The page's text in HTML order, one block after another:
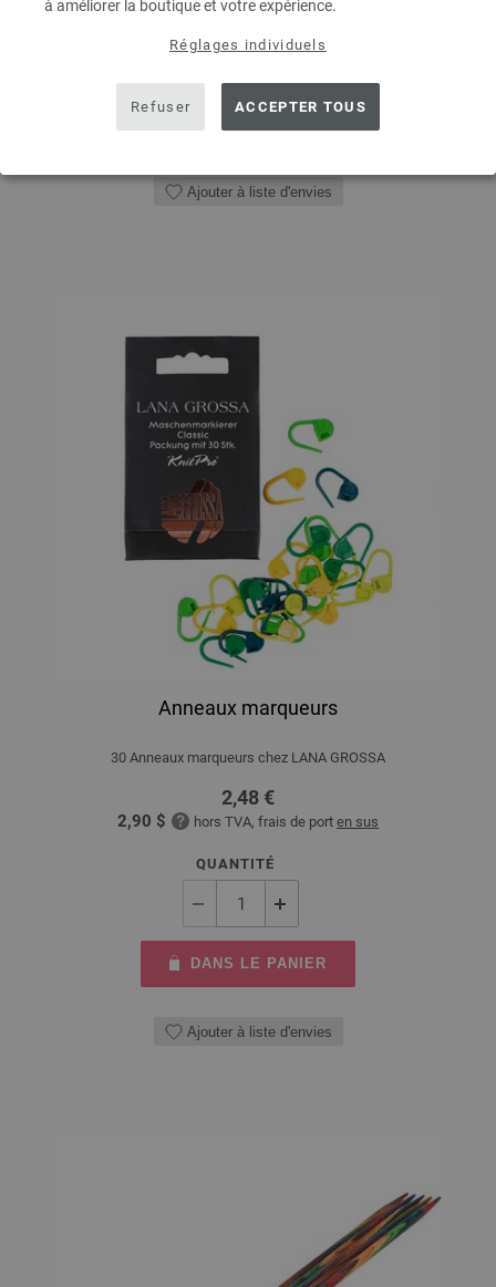
à améliorer la boutique et votre expérience.
Réglages individuels
Refuser ACCEPTER TOUS
Ajouter à liste d'envies
Anneaux marqueurs
30 Anneaux marqueurs chez LANA GROSSA
2,48 €
2,90 $ hors TVA, frais de port en sus
QUANTITÉ
DANS LE PANIER
Ajouter à liste d'envies